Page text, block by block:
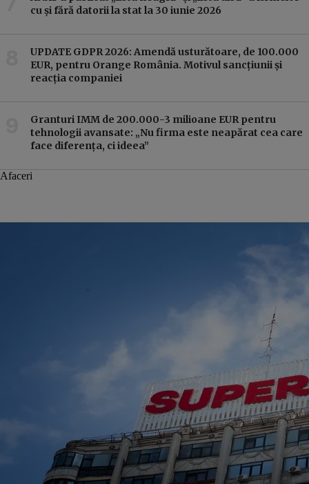
cu și fără datorii la stat la 30 iunie 2026
UPDATE GDPR 2026: Amendă usturătoare, de 100.000
EUR, pentru Orange România. Motivul sancțiunii și
reacția companiei
Granturi IMM de 200.000-3 milioane EUR pentru
tehnologii avansate: „Nu firma este neapărat cea care
face diferența, ci ideea”
Afaceri